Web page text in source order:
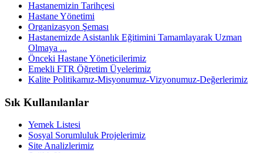
Hastanemizin Tarihçesi
Hastane Yönetimi
Organizasyon Şeması
Hastanemizde Asistanlık Eğitimini Tamamlayarak Uzman
Olmaya ...
Önceki Hastane Yöneticilerimiz
Emekli FTR Öğretim Üyelerimiz
Kalite Politikamız-Misyonumuz-Vizyonumuz-Değerlerimiz
Sık Kullanılanlar
Yemek Listesi
Sosyal Sorumluluk Projelerimiz
Site Analizlerimiz